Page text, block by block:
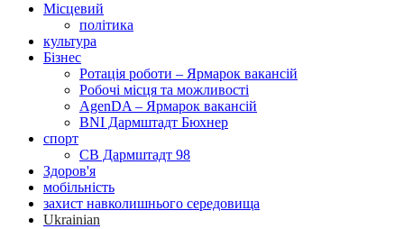
Місцевий
політика
культура
Бізнес
Ротація роботи – Ярмарок вакансій
Робочі місця та можливості
AgenDA – Ярмарок вакансій
BNI Дармштадт Бюхнер
спорт
СВ Дармштадт 98
Здоров'я
мобільність
захист навколишнього середовища
Ukrainian